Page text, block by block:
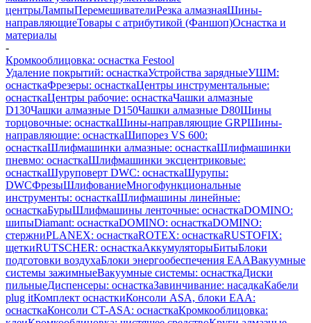
центрыЛампыПеремешивателиРезка алмазнаяШины-
направляющиеТовары с атрибутикой (Фаншоп)Оснастка и
материалы
-
Кромкооблицовка: оснастка Festool
Удаление покрытий: оснасткаУстройства зарядныеУШМ:
оснасткаФрезеры: оснасткаЦентры инструментальные:
оснасткаЦентры рабочие: оснасткаЧашки алмазные
D130Чашки алмазные D150Чашки алмазные D80Шины
торцовочные: оснасткаШины-направляющие GRPШины-
направляющие: оснасткаШипорез VS 600:
оснасткаШлифмашинки алмазные: оснасткаШлифмашинки
пневмо: оснасткаШлифмашинки эксцентриковые:
оснасткаШуруповерт DWC: оснасткаШурупы:
DWCФрезыШлифованиеМногофункциональные
инструменты: оснасткаШлифмашины линейные:
оснасткаБурыШлифмашины ленточные: оснасткаDOMINO:
шипыDiamant: оснасткаDOMINO: оснасткаDOMINO:
стержниPLANEX: оснасткаROTEX: оснасткаRUSTOFIX:
щеткиRUTSCHER: оснасткаАккумуляторыБитыБлоки
подготовки воздухаБлоки энергообеспечения EAAВакуумные
системы зажимныеВакуумные системы: оснасткаДиски
пильныеДиспенсеры: оснасткаЗавинчивание: насадкаКабели
plug itКомплект оснасткиКонсоли ASA, блоки EAA:
оснасткаКонсоли CT-ASA: оснасткаКромкооблицовка: